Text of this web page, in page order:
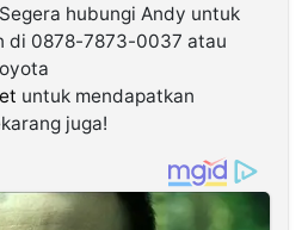
hubungi Andy untuk
di 0878-7873-0037 atau
untuk mendapatkan
juga!